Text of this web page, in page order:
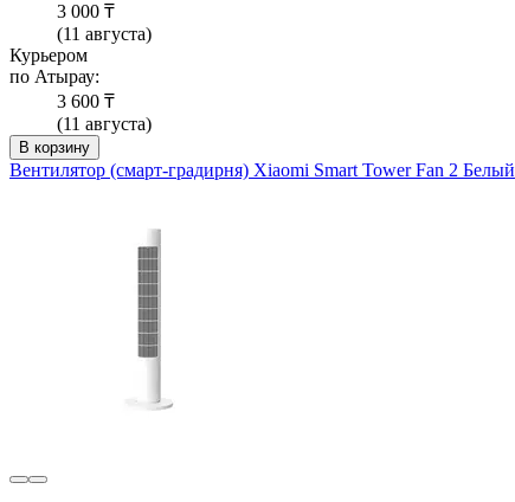
3 000 ₸
(11 августа)
Курьером
по Атырау:
3 600 ₸
(11 августа)
В корзину
Вентилятор (смарт-градирня) Xiaomi Smart Tower Fan 2 Белый